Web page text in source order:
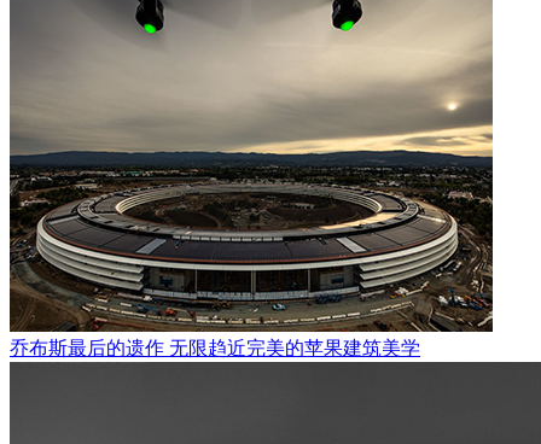
乔布斯最后的遗作 无限趋近完美的苹果建筑美学